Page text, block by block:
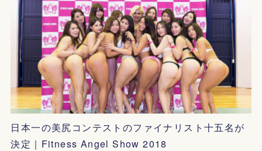
日本一の美尻コンテストのファイナリスト十五名が
決定｜Fitness Angel Show 2018